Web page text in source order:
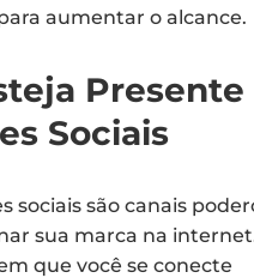
aumentar o alcance.
Presente
Sociais
sociais são canais
sua marca na
que você se conecte